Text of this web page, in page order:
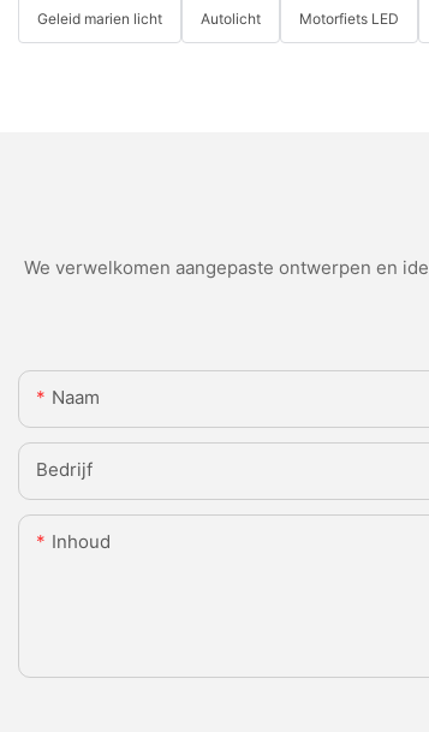
Geleid marien licht Autolicht Motorfiets LED
We verwelkomen aangepaste ontwerpen en
Naam
Bedrijf
Inhoud